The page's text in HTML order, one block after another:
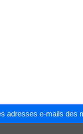
adresses e-mails des